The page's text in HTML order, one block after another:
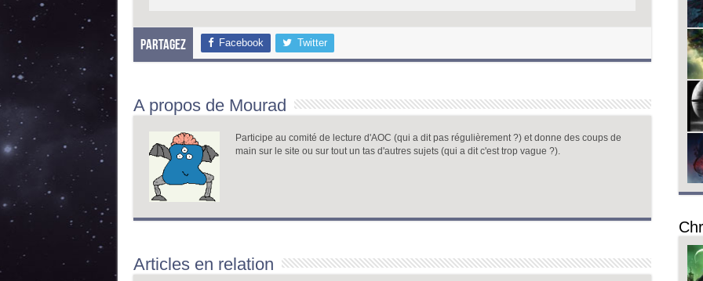
Partagez Facebook Twitter
A propos de Mourad
Participe au comité de lecture d'AOC (qui a dit pas régulièrement ?) et donne des coups de
main sur le site ou sur tout un tas d'autres sujets (qui a dit c'est trop vague ?).
Articles en relation